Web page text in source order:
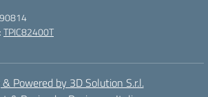
TPIC82400T
Powered by 3D Solution S.r.l.